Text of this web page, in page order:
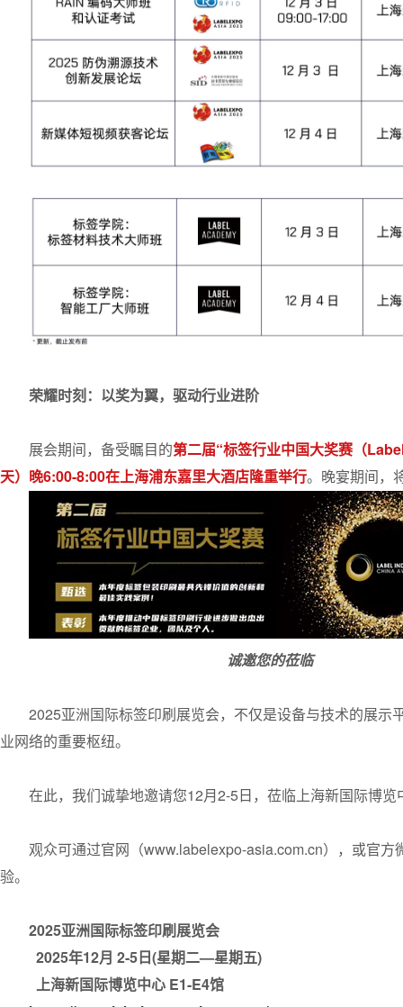
荣耀时刻：以奖为翼，驱动行业进阶
展会期间，备受瞩目的第二届“标签行业中国大奖赛（
天）晚6:00-8:00在上海浦东嘉里大酒店隆重举行。晚宴期间，
诚邀您的莅临
2025亚洲国际标签印刷展览会，不仅是设备与技术的展
业网络的重要枢纽。
在此，我们诚挚地邀请您12月2-5日，莅临上海新国际博
观众可通过官网（www.labelexpo-asia.com.cn），或官方
验。
2025亚洲国际标签印刷展览会
2025年12月 2-5日(星期二—星期五)
上海新国际博览中心 E1-E4馆